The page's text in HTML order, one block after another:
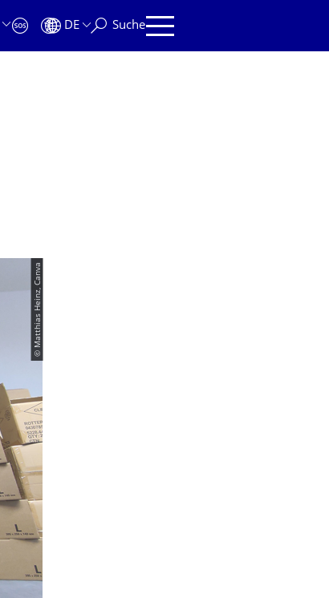
DE Suche
© Matthias Heinz, Canva